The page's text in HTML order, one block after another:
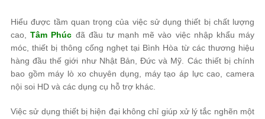
Hiểu được tầm quan trọng của việc sử dụng thiết bị chất lượng
cao,Tâm Phúc đã đầu tư mạnh mẽ vào việc nhập khẩu máy
móc, thiết bị thông cống nghẹt tại Bình Hòa từ các thương hiệu
hàng đầu thế giới như Nhật Bản, Đức và Mỹ. Các thiết bị chính
bao gồm máy lò xo chuyên dụng, máy tạo áp lực cao, camera
nội soi HD và các dụng cụ hỗ trợ khác.
Việc sử dụng thiết bị hiện đại không chỉ giúp xử lý tắc nghẽn một